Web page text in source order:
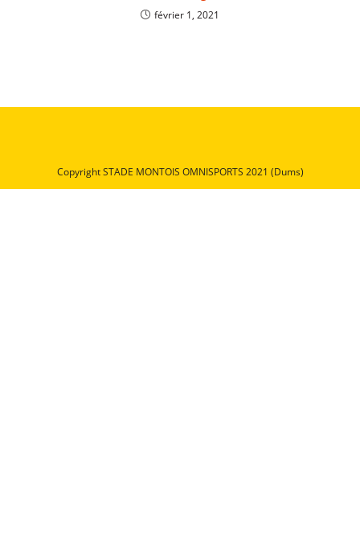
février 1, 2021
Copyright STADE MONTOIS OMNISPORTS 2021 (Dums)